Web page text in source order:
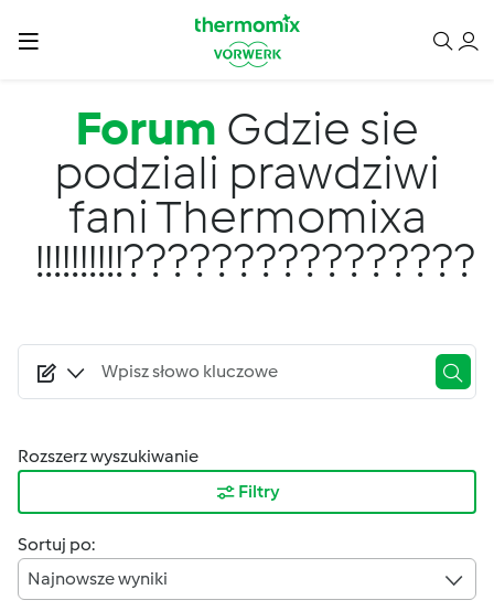
Forum Gdzie sie
podziali prawdziwi
fani Thermomixa
!!!!!!!!!!????????????????
Rozszerz wyszukiwanie
Filtry
Sortuj po:
Najnowsze wyniki